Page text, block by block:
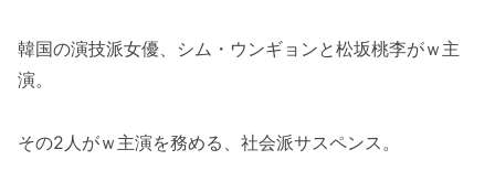
韓国の演技派女優、シム・ウンギョンと松坂桃李がｗ主
演。
その2人がｗ主演を務める、社会派サスペンス。